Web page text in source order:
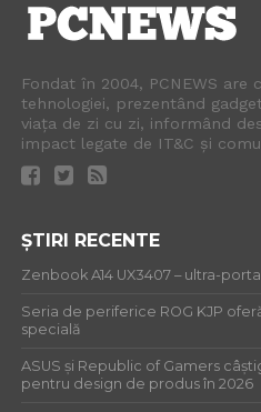
Fondat în 2004, PCNEWS are
tehnologiei, prezentând
viața de zi cu zi, informând
impact legate de IT&C și
ȘTIRI RECENTE
Zenbook A14 UX3407 – ultra-
Seria de periferice ROG KJP
specială
ASUS și Republic of Gamers
pentru design de produs în 2026